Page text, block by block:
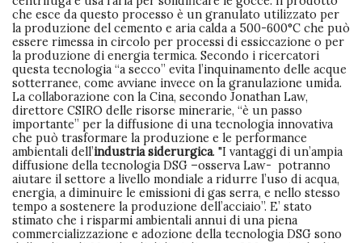
che esce da questo processo è un granulato utilizzato per
la produzione del cemento e aria calda a 500-600°C che può
essere rimessa in circolo per processi di essiccazione o per
la produzione di energia termica. Secondo i ricercatori
questa tecnologia “a secco” evita l’inquinamento delle acque
sotterranee, come avviane invece on la granulazione umida.
La collaborazione con la Cina, secondo Jonathan Law,
direttore CSIRO delle risorse minerarie, “è un passo
importante” per la diffusione di una tecnologia innovativa
che può trasformare la produzione e le performance
ambientali dell’industria siderurgica. "I vantaggi di un’ampia
diffusione della tecnologia DSG –osserva Law- potranno
aiutare il settore a livello mondiale a ridurre l’uso di acqua,
energia, a diminuire le emissioni di gas serra, e nello stesso
tempo a sostenere la produzione dell’acciaio”. E’ stato
stimato che i risparmi ambientali annui di una piena
commercializzazione e adozione della tecnologia DSG sono